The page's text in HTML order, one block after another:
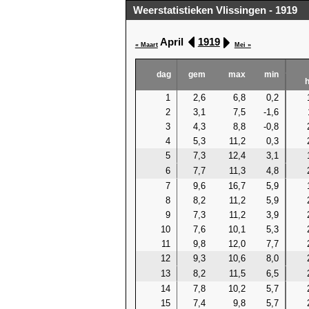
Weerstatistieken Vlissingen - 1919
« MaartApril 1919 Mei »
dag gem max min
1 2,6 6,8 0,2
2
3,1 7,5 -1,6
3
4,3 8,8 -0,8
4
5,3 11,2 0,3
5
7,3 12,4 3,1
6
7,7 11,3 4,8
7
9,6 16,7 5,9
8
8,2 11,2 5,9
9
7,3 11,2 3,9
10
7,6 10,1 5,3
11
9,8 12,0 7,7
12
9,3 10,6 8,0
13
8,2 11,5 6,5
14
7,8 10,2 5,7
15
7,4 9,8 5,7